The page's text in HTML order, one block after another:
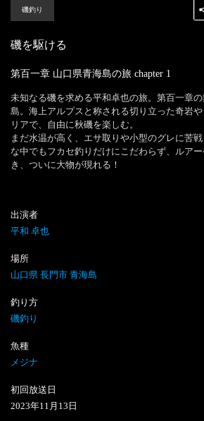
磯釣り
磯を駆ける
第百一章 山口県青海島の旅 chapter 1
未知なる磯を求める平和卓也の旅。第百一章
島。海上アルプスと称される切り立った奇岩
リアで、自由に秋磯を楽しむ。
まだ水温が高く、エサ取りや小型のグレに苦
な中でもフカセ釣りだけにこだわらず、ルア
き、ついに大物が現れる！
出演者
平和 卓也
場所
山口県 長門市 青海島
釣り方
磯釣り
魚種
メジナ
初回放送日
2023年11 月 13 日